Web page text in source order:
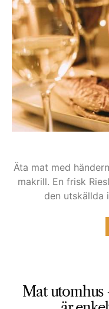
Äta mat med
makrill. En frisk
den utskällda
Mat utomhus